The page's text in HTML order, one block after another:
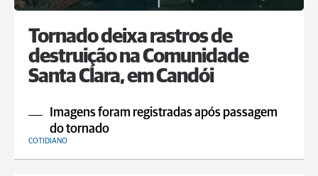
Tornado deixa rastros de
destruição na Comunidade
Santa Clara, em Candói
Imagens foram registradas após passagem
do tornado
COTIDIANO